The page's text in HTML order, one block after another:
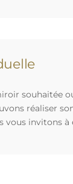
souhaitée
réaliser
invitons